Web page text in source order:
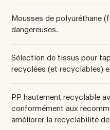
Mousses de polyuréthane
dangereuses.
Sélection de tissus pour
recyclées (et recyclables)
PP hautement recyclable
conformément aux
améliorer la recyclabilité